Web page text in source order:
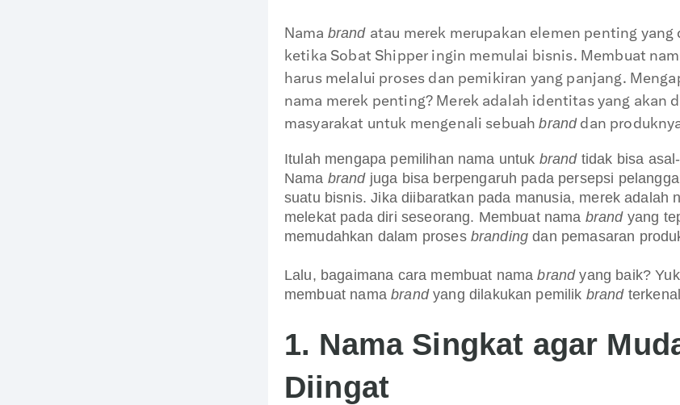
Nama brand atau merek merupakan elemen penting yang
ketika Sobat Shipper ingin memulai bisnis. Membuat
harus melalui proses dan pemikiran yang panjang.
nama merek penting? Merek adalah identitas yang akan
masyarakat untuk mengenali sebuah brand dan
Itulah mengapa pemilihan nama untuk brand tidak bisa
Nama brandjuga bisa berpengaruh pada persepsi
suatu bisnis. Jika diibaratkan pada manusia, merek adalah
melekat pada diri seseorang. Membuat nama brandyang
memudahkan dalam proses branding dan pemasaran
Lalu, bagaimana cara membuat namabrandyang baik?
membuat namabrandyang dilakukan pemilik brand
1. Nama Singkat agar
Diingat